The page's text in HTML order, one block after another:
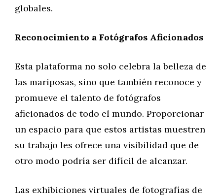
globales.
Reconocimiento a Fotógrafos Aficionados
Esta plataforma no solo celebra la belleza de
las mariposas, sino que también reconoce y
promueve el talento de fotógrafos
aficionados de todo el mundo. Proporcionar
un espacio para que estos artistas muestren
su trabajo les ofrece una visibilidad que de
otro modo podría ser difícil de alcanzar.
Las exhibiciones virtuales de fotografías de